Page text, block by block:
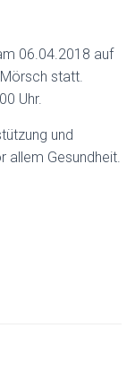
06.04.2018 auf
statt.
Uhr.
und
allem Gesundheit.